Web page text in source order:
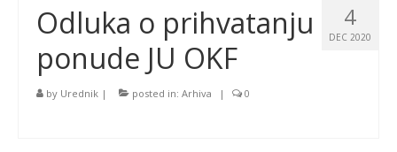
4
DEC 2020
Odluka o prihvatanju
ponude JU OKF
by Urednik | posted in: Arhiva | 0